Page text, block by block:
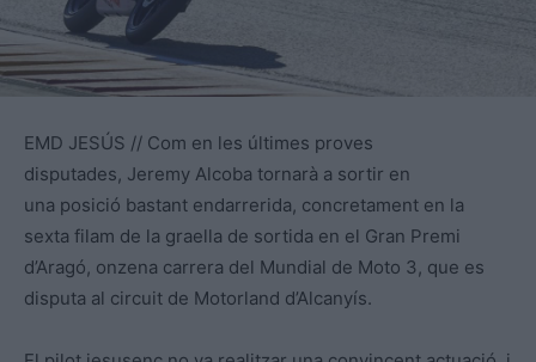
EMD JESÚS // Com en les últimes proves
disputades, Jeremy Alcoba tornarà a sortir en
una posició bastant endarrerida, concretament en la
sexta filam de la graella de sortida en el Gran Premi
d’Aragó, onzena carrera del Mundial de Moto 3, que es
disputa al circuit de Motorland d’Alcanyís.